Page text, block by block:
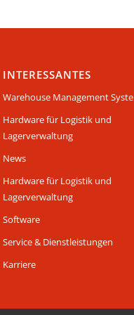
INTERESSANTES
Warehouse Management
Hardware für Logistik und
Lagerverwaltung
News
Hardware für Logistik und
Lagerverwaltung
Software
Service & Dienstleistungen
Karriere